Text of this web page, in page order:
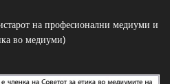
на професионални медиуми и
во медиуми)